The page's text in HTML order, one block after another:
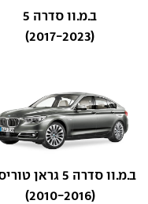
ב.מ.וו סדרה 5
(2017-2023)
ב.מ.וו סדרה 5 גראן טוריסמו
(2010-2016)